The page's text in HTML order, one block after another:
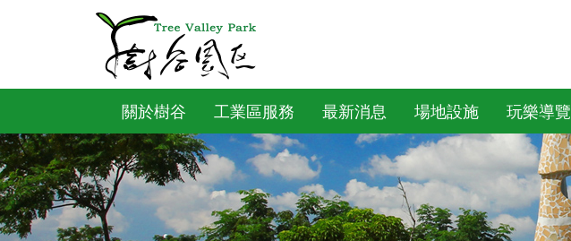
關於樹谷 工業區服務 最新消息 場地設施 玩樂導覽